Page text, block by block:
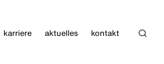
karriere aktuelles kontakt